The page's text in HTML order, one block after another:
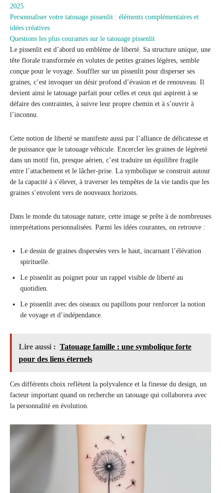
2025
Personnaliser votre tatouage pissenlit : éléments complémentaires et
idées créatives
Questions les plus courantes sur le tatouage pissenlit
Le pissenlit est d’abord un emblème de liberté. Sa structure unique, une
tête florale transformée en volutes de petites graines légères, semble
conçue pour le voyage. Souffler sur un pissenlit pour disperser ses
graines, c’est invoquer un désir profond d’évasion et de renouveau. Il
devient ainsi le tatouage parfait pour celles et ceux qui aspirent à se
défaire des contraintes, à suivre leur propre chemin et à s’ouvrir à
l’inconnu.
Cette notion de liberté se manifeste aussi par l’alliance de délicatesse et
de puissance que le tatouage véhicule. Encercler les graines de légèreté
dans un motif fin, presque aérien, c’est traduire un équilibre fragile
entre l’attachement et le lâcher-prise. La symbolique se construit autour
de la capacité à s’élever, à traverser les tempêtes de la vie tandis que les
graines s’envolent vers de nouveaux horizons.
Dans le monde du tatouage nature, cette image se prête à de nombreuses
interprétations personnalisées. Parmi les idées courantes, on retrouve :
Le dessin de graines dispersées vers le haut, incarnant l’élévation
spirituelle.
Le pissenlit au poignet pour un rappel visible de liberté au
quotidien.
Le pissenlit avec des oiseaux ou papillons pour renforcer la notion
de voyage et d’indépendance.
Lire aussi : Tatouage famille : une symbolique forte
pour des liens éternels
Ces différents choix reflètent la polyvalence et la finesse du design, un
facteur important quand on recherche un tatouage qui collaborera avec
la personnalité en évolution.